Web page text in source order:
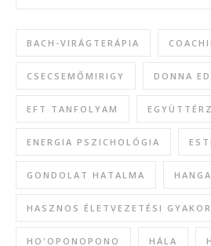
BACH-VIRÁGTERÁPIA
CSECSEMŐMIRIGY DONNA
EFT TANFOLYAM
ENERGIA PSZICHOLÓGIA
GONDOLAT HATALMA
HASZNOS ÉLETVEZETÉSI
HO'OPONOPONO HÁLA